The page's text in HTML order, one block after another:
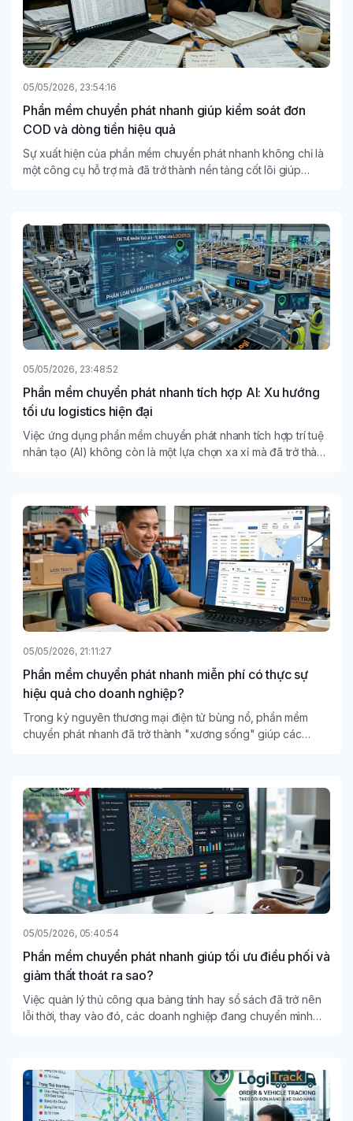
05/05/2026, 23:54:16
Phần mềm chuyển phát nhanh giúp kiểm soát đơn
COD và dòng tiền hiệu quả
Sự xuất hiện của phần mềm chuyển phát nhanh không chỉ là
một công cụ hỗ trợ mà đã trở thành nền tảng cốt lõi giúp
05/05/2026, 23:48:52
Phần mềm chuyển phát nhanh tích hợp AI: Xu hướng
tối ưu logistics hiện đại
Việc ứng dụng phần mềm chuyển phát nhanh tích hợp trí tuệ
nhân tạo (AI) không còn là một lựa chọn xa xỉ mà đã trở thành
05/05/2026, 21:11:27
Phần mềm chuyển phát nhanh miễn phí có thực sự
hiệu quả cho doanh nghiệp?
Trong kỷ nguyên thương mại điện tử bùng nổ, phần mềm
chuyển phát nhanh đã trở thành "xương sống" giúp các
05/05/2026, 05:40:54
Phần mềm chuyển phát nhanh giúp tối ưu điều phối và
giảm thất thoát ra sao?
Việc quản lý thủ công qua bảng tính hay sổ sách đã trở nên
lỗi thời, thay vào đó, các doanh nghiệp đang chuyển mình